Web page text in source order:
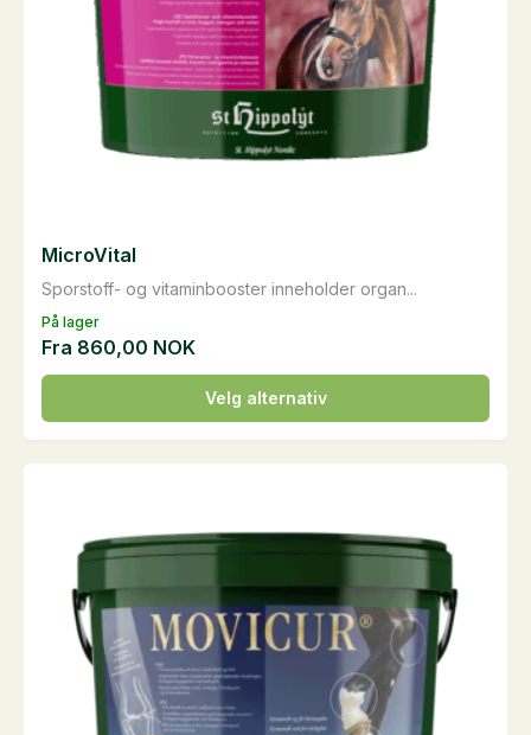
På lager
Sporstoff- og vitaminbooster inneholder organ...
MicroVital
Fra 860,00 NOK
Velg alternativ
Dette
produktet
har
Alternativene
velges
produktsiden